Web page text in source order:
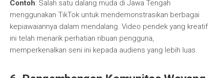
Contoh: Salah satu dalang muda di Jawa Tengah
menggunakan TikTok untuk mendemonstrasikan berbagai
kepiawaiannya dalam mendalang. Video pendek yang kreatif
ini telah menarik perhatian ribuan pengguna,
memperkenalkan seni ini kepada audiens yang lebih luas.